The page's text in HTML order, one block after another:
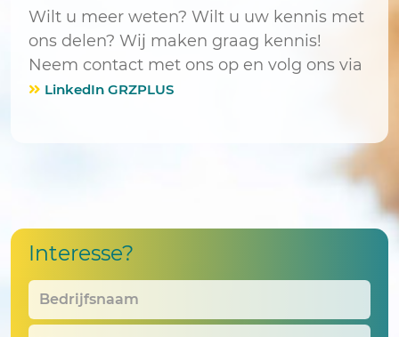
Wilt u meer weten? Wilt u uw kennis met
ons delen? Wij maken graag kennis!
Neem contact met ons op en volg ons via
LinkedIn GRZPLUS
Interesse?
Bedrijfsnaam